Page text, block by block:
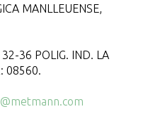
MANLLEUENSE,
36 POLIG. IND. LA
08560.